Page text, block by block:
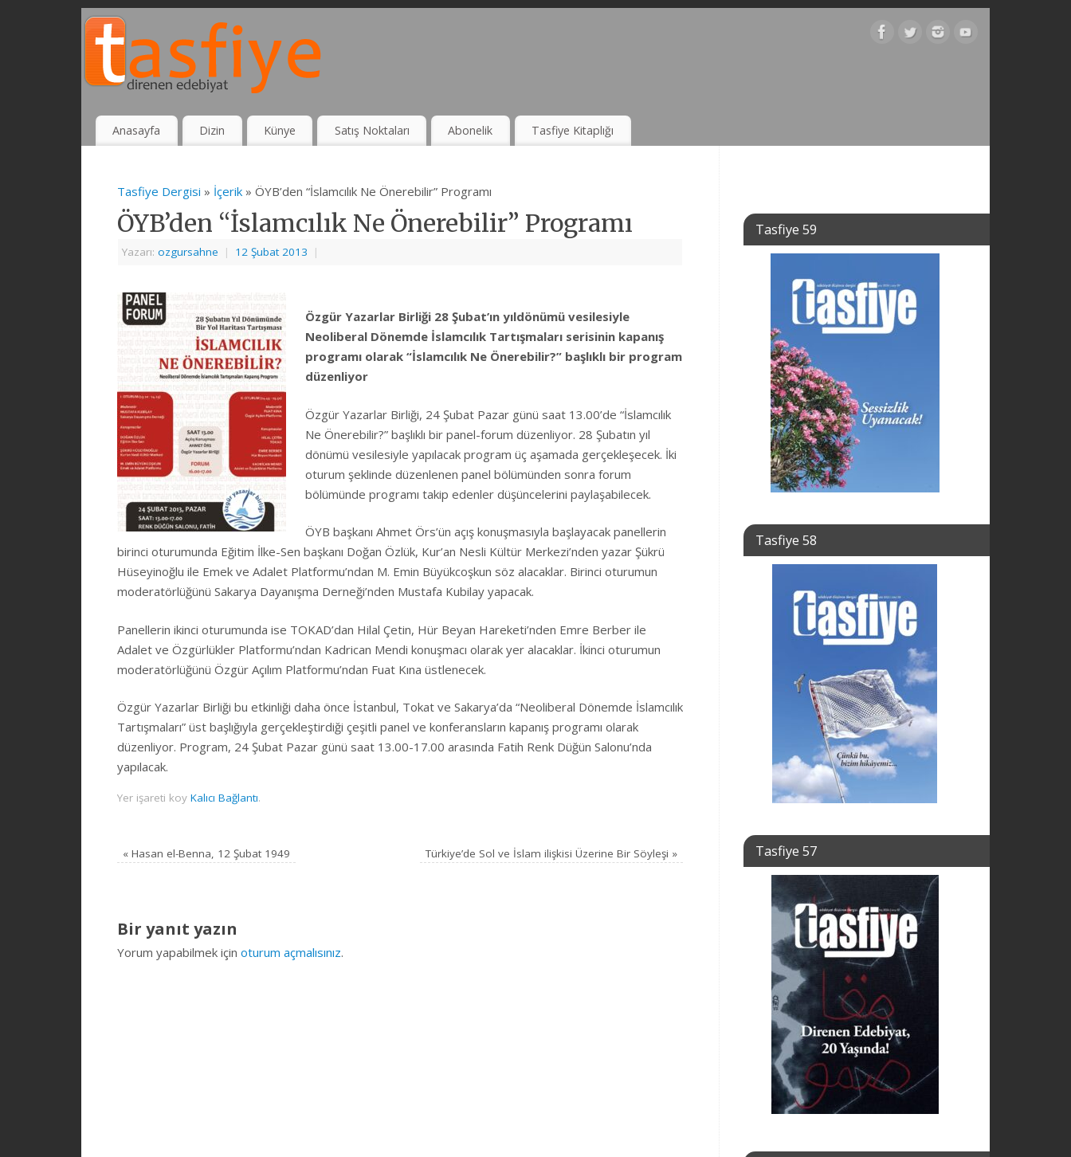
Anasayfa Dizin Künye Satış Noktaları Abonelik Tasfiye Kitaplığı
Tasfiye Dergisi » İçerik » ÖYB’den “İslamcılık Ne Önerebilir” Programı
ÖYB’den “İslamcılık Ne Önerebilir” Programı
Yazarı: ozgursahne | 12 Şubat 2013 |
Özgür Yazarlar Birliği 28 Şubat’ın yıldönümü vesilesiyle
Neoliberal Dönemde İslamcılık Tartışmaları serisinin kapanış
programı olarak “İslamcılık Ne Önerebilir?” başlıklı bir program
düzenliyor
Özgür Yazarlar Birliği, 24 Şubat Pazar günü saat 13.00’de “İslamcılık
Ne Önerebilir?” başlıklı bir panel-forum düzenliyor. 28 Şubatın yıl
dönümü vesilesiyle yapılacak program üç aşamada gerçekleşecek. İki
oturum şeklinde düzenlenen panel bölümünden sonra forum
bölümünde programı takip edenler düşüncelerini paylaşabilecek.
ÖYB başkanı Ahmet Örs’ün açış konuşmasıyla başlayacak panellerin
birinci oturumunda Eğitim İlke-Sen başkanı Doğan Özlük, Kur’an Nesli Kültür Merkezi’nden yazar Şükrü
Hüseyinoğlu ile Emek ve Adalet Platformu’ndan M. Emin Büyükcoşkun söz alacaklar. Birinci oturumun
moderatörlüğünü Sakarya Dayanışma Derneği’nden Mustafa Kubilay yapacak.
Panellerin ikinci oturumunda ise TOKAD’dan Hilal Çetin, Hür Beyan Hareketi’nden Emre Berber ile
Adalet ve Özgürlükler Platformu’ndan Kadrican Mendi konuşmacı olarak yer alacaklar. İkinci oturumun
moderatörlüğünü Özgür Açılım Platformu’ndan Fuat Kına üstlenecek.
Özgür Yazarlar Birliği bu etkinliği daha önce İstanbul, Tokat ve Sakarya’da “Neoliberal Dönemde İslamcılık
Tartışmaları” üst başlığıyla gerçekleştirdiği çeşitli panel ve konferansların kapanış programı olarak
düzenliyor. Program, 24 Şubat Pazar günü saat 13.00-17.00 arasında Fatih Renk Düğün Salonu’nda
yapılacak.
Yer işareti koy Kalıcı Bağlantı.
« Hasan el-Benna, 12 Şubat 1949 Türkiye’de Sol ve İslam ilişkisi Üzerine Bir Söyleşi »
Bir yanıt yazın
Yorum yapabilmek için oturum açmalısınız.
Tasfiye 59
Tasfiye 58
Tasfiye 57